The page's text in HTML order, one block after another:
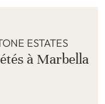
ESTATES
à Marbella